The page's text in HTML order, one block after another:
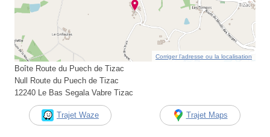
Corriger l’adresse ou la localisation
Boîte Route du Puech de Tizac
Null Route du Puech de Tizac
12240 Le Bas Segala Vabre Tizac
Trajet Waze Trajet Maps